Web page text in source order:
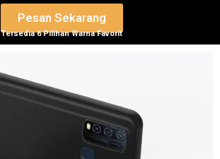
Pesan Sekarang
Tersedia 6 Pilihan Warna Favorit